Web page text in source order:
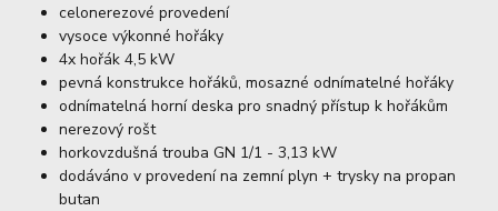
celonerezové provedení
vysoce výkonné hořáky
4x hořák 4,5 kW
pevná konstrukce hořáků, mosazné odnímatelné hořáky
odnímatelná horní deska pro snadný přístup k hořákům
nerezový rošt
horkovzdušná trouba GN 1/1 - 3,13 kW
dodáváno v provedení na zemní plyn + trysky na propan
butan